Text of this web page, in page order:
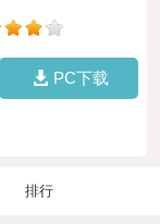
PC下载
排行